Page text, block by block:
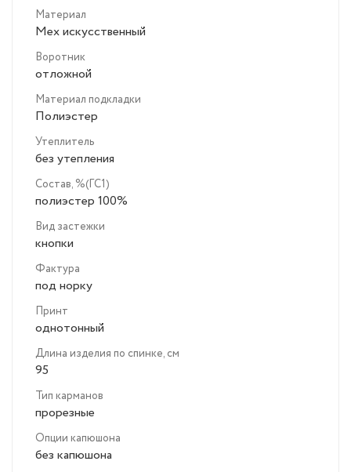
Материал
Мех искусственный
Воротник
отложной
Материал подкладки
Полиэстер
Утеплитель
без утепления
Состав, %(ГС1)
полиэстер 100%
Вид застежки
кнопки
Фактура
под норку
Принт
однотонный
Длина изделия по спинке, см
95
Тип карманов
прорезные
Опции капюшона
без капюшона